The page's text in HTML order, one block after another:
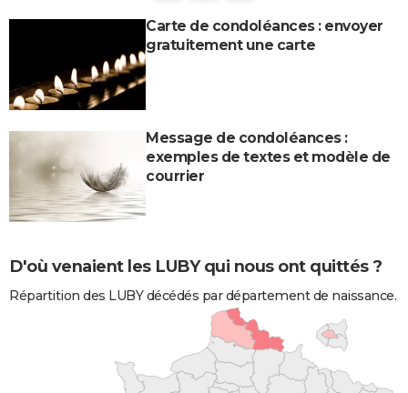
Carte de condoléances : envoyer
gratuitement une carte
Message de condoléances :
exemples de textes et modèle de
courrier
D'où venaient les LUBY qui nous ont quittés ?
Répartition des LUBY décédés par département de naissance.